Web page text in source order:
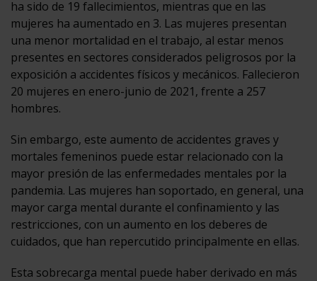
ha sido de 19 fallecimientos, mientras que en las
mujeres ha aumentado en 3. Las mujeres presentan
una menor mortalidad en el trabajo, al estar menos
presentes en sectores considerados peligrosos por la
exposición a accidentes físicos y mecánicos. Fallecieron
20 mujeres en enero-junio de 2021, frente a 257
hombres.
Sin embargo, este aumento de accidentes graves y
mortales femeninos puede estar relacionado con la
mayor presión de las enfermedades mentales por la
pandemia. Las mujeres han soportado, en general, una
mayor carga mental durante el confinamiento y las
restricciones, con un aumento en los deberes de
cuidados, que han repercutido principalmente en ellas.
Esta sobrecarga mental puede haber derivado en más